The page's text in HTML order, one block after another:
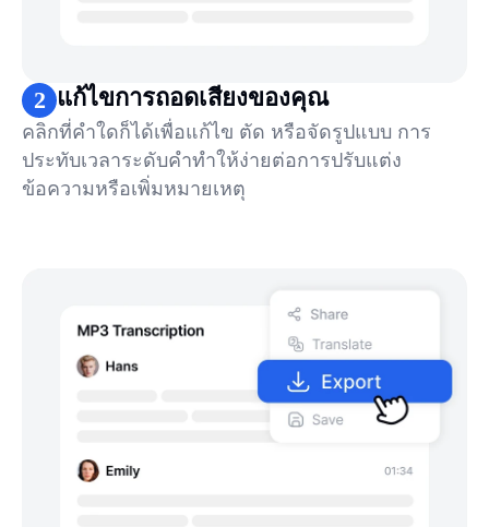
2 แก้ไขการถอดเสียงของคุณ
คลิกที่คำใดก็ได้เพื่อแก้ไข ตัด หรือจัดรูปแบบ การ
ประทับเวลาระดับคำทำให้ง่ายต่อการปรับแต่ง
ข้อความหรือเพิ่มหมายเหตุ